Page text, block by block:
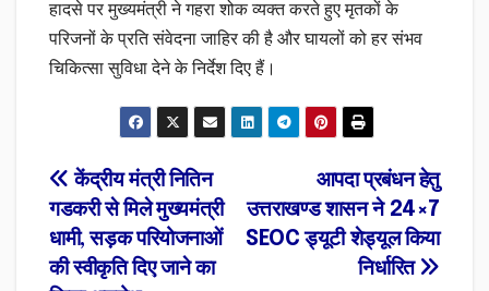
हादसे पर मुख्यमंत्री ने गहरा शोक व्यक्त करते हुए मृतकों के
परिजनों के प्रति संवेदना जाहिर की है और घायलों को हर संभव
चिकित्सा सुविधा देने के निर्देश दिए हैं।
Post
navigation
आपदा प्रबंधन हेतु
उत्तराखण्ड शासन ने 24×7
SEOC ड्यूटी शेड्यूल किया
निर्धारित
केंद्रीय मंत्री नितिन
गडकरी से मिले मुख्यमंत्री
धामी, सड़क परियोजनाओं
की स्वीकृति दिए जाने का